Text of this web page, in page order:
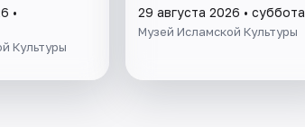
•
Культуры
29 августа 2026 • суббота
Музей Исламской Культуры